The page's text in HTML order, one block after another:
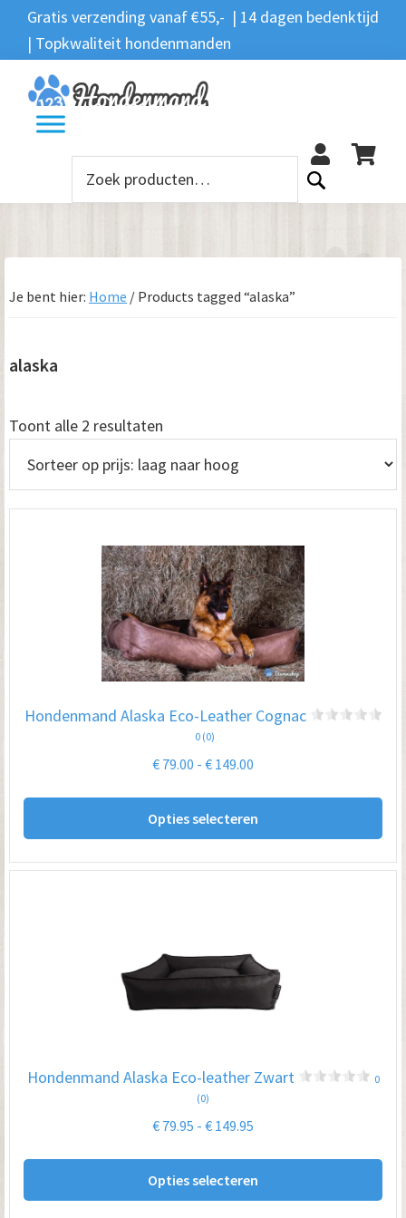
Spring
naar
de
hoofdnavigatie
Door
naar
de
hoofd
inhoud
Spring
naar
de
eerste
sidebar
Spring
naar
de
voettekst
Gratis verzending vanaf €55,- | 14 dagen bedenktijd
| Topkwaliteit hondenmanden
Zoeken
Zoeken
naar:
Je bent hier: Home / Products tagged “alaska”
alaska
Toont alle 2 resultaten
prijs:
laag
hoog
Hondenmand Alaska Eco-Leather Cognac
0 (0)
€ 79.00 - € 149.00
Opties selecteren
Dit
Hondenmand Alaska Eco-leather Zwart
0
(0)
€ 79.95 - € 149.95
Opties selecteren
Dit